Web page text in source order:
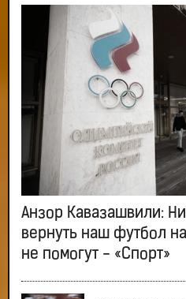
Анзор Кавазашвили:
вернуть наш футбол
не помогут - «Спорт»